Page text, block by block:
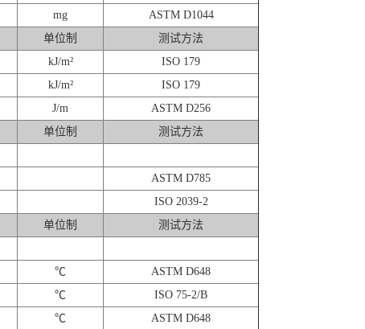
mg
ASTM D1044
单位制
测试方法
kJ/m²
ISO 179
kJ/m²
ISO 179
J/m
ASTM D256
单位制
测试方法
ASTM D785
ISO 2039-2
单位制
测试方法
℃
ASTM D648
℃
ISO 75-2/B
℃
ASTM D648